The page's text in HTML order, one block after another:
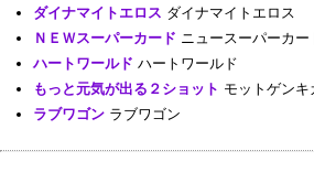
ダイナマイトエロス ダイナマイトエロス
ＮＥＷスーパーカード ニュースーパーカー
ハートワールド ハートワールド
もっと元気が出る２ショット モットゲンキ
ラブワゴン ラブワゴン